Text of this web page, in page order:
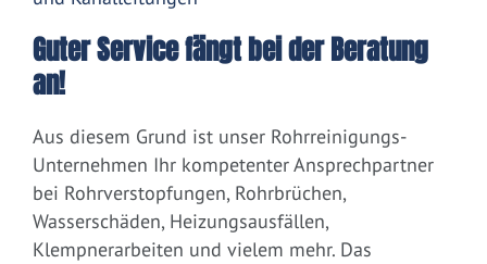
Guter Service fängt bei der Beratung
an!
Aus diesem Grund ist unser Rohrreinigungs-
Unternehmen Ihr kompetenter Ansprechpartner
bei Rohrverstopfungen, Rohrbrüchen,
Wasserschäden, Heizungsausfällen,
Klempnerarbeiten und vielem mehr. Das